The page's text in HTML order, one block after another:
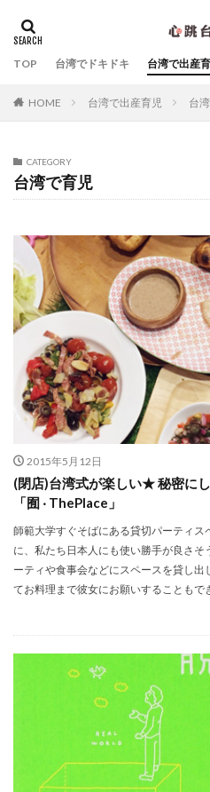
TOP 台湾でドキドキ 台湾で出産
HOME 台湾で出産育児 台
CATEGORY
台湾で育児
2015年5月12日
(閉店)台湾式が楽しい★ 秘密に
「囿 ‧ ThePlace」
師範大学すぐそばにある貸切パーティス
に、私たち日本人にも使い勝手が良さ
ーティや食事会などにスペースを貸し出
てお料理まで彼女にお願いすることもで
カテゴリー
マッサージ
台北産婦人科
台湾Webマ
台湾デジタル大臣オードリー・
台湾ものがたり
台湾特集
夜市
子連れ台湾旅行
拙著『オードリー・タン 母の手
拙著『オードリータンの思考』
拙著『まだ誰も見たことのない
明太子 × Yaeko 日台女性の交換
産後ケア（坐月子）
産後
病院